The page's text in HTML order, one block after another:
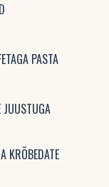
PASTA
JUUSTUGA
KRÕBEDATE